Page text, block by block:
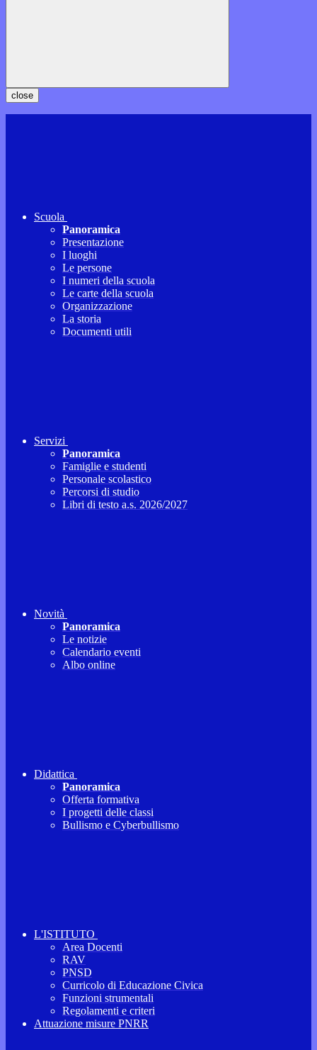
close
Scuola
Panoramica
Presentazione
I luoghi
Le persone
I numeri della scuola
Le carte della scuola
Organizzazione
La storia
Documenti utili
Servizi
Panoramica
Famiglie e studenti
Personale scolastico
Percorsi di studio
Libri di testo a.s. 2026/2027
Novità
Panoramica
Le notizie
Calendario eventi
Albo online
Didattica
Panoramica
Offerta formativa
I progetti delle classi
Bullismo e Cyberbullismo
L'ISTITUTO
Area Docenti
RAV
PNSD
Curricolo di Educazione Civica
Funzioni strumentali
Regolamenti e criteri
Attuazione misure PNRR